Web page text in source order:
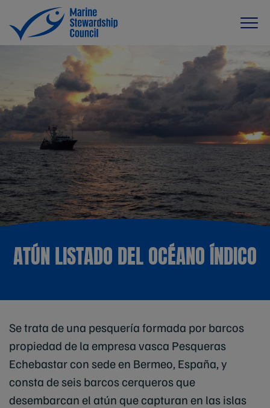
ATÚN LISTADO DEL OCÉANO ÍNDICO
Se trata de una pesquería formada por barcos
propiedad de la empresa vasca Pesqueras
Echebastar con sede en Bermeo, España, y
consta de seis barcos cerqueros que
desembarcan el atún que capturan en las islas